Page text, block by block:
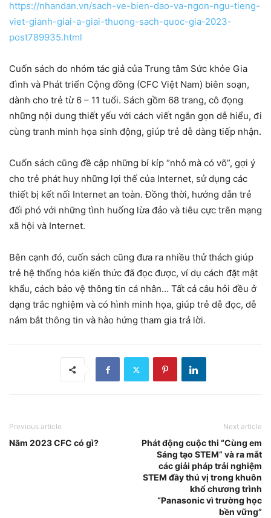
https://nhandan.vn/sach-ve-bien-dao-va-ngon-ngu-tieng-
viet-gianh-giai-a-giai-thuong-sach-quoc-gia-2023-
post789935.html
Cuốn sách do nhóm tác giả của Trung tâm Sức khỏe Gia
đình và Phát triển Cộng đồng (CFC Việt Nam) biên soạn,
dành cho trẻ từ 6 – 11 tuổi. Sách gồm 68 trang, cô đọng
những nội dung thiết yếu với cách viết ngắn gọn dễ hiểu, đi
cùng tranh minh họa sinh động, giúp trẻ dễ dàng tiếp nhận.
Cuốn sách cũng đề cập những bí kíp “nhỏ mà có võ”, gợi ý
cho trẻ phát huy những lợi thế của Internet, sử dụng các
thiết bị kết nối Internet an toàn. Đồng thời, hướng dẫn trẻ
đối phó với những tình huống lừa đảo và tiêu cực trên mạng
xã hội và Internet.
Bên cạnh đó, cuốn sách cũng đưa ra nhiều thử thách giúp
trẻ hệ thống hóa kiến thức đã đọc được, ví dụ cách đặt mật
khẩu, cách bảo vệ thông tin cá nhân… Tất cả câu hỏi đều ở
dạng trắc nghiệm và có hình minh họa, giúp trẻ dễ đọc, dễ
nắm bắt thông tin và hào hứng tham gia trả lời.
Previous article
Năm 2023 CFC có gì?
Next article
Phát động cuộc thi “Cùng em
Sáng tạo STEM” và ra mắt
các giải pháp trải nghiệm
STEM đầy thú vị trong khuôn
khổ chương trình
“Panasonic vì trường học
bền vững”